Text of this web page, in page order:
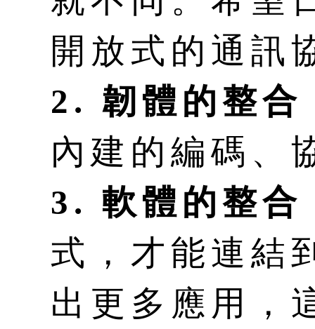
開放式的通訊
2. 韌體的整合
內建的編碼、
3. 軟體的整合
式，才能連結
出更多應用，